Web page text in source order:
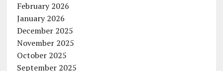
February 2026
January 2026
December 2025
November 2025
October 2025
September 2025